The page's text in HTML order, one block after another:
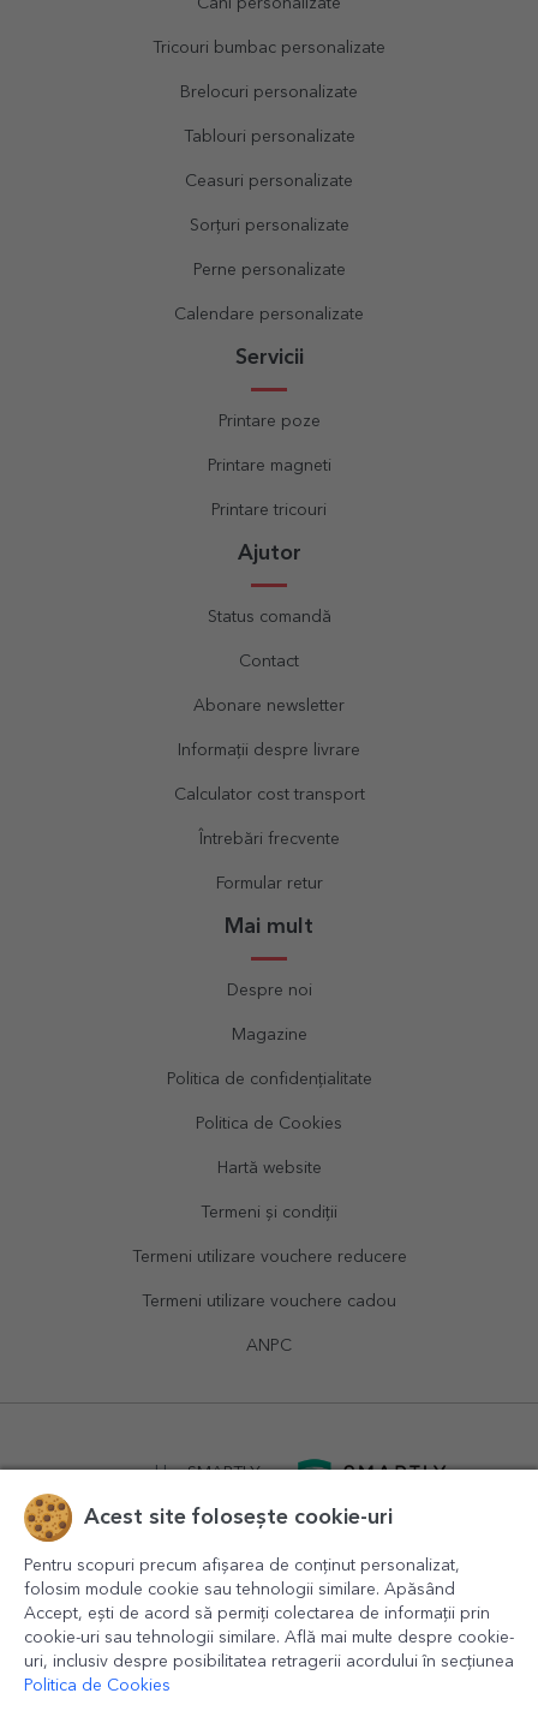
Cani personalizate
Tricouri bumbac personalizate
Brelocuri personalizate
Tablouri personalizate
Ceasuri personalizate
Sorțuri personalizate
Perne personalizate
Calendare personalizate
Servicii
Printare poze
Printare magneti
Printare tricouri
Ajutor
Status comandă
Contact
Abonare newsletter
Informații despre livrare
Calculator cost transport
Întrebări frecvente
Formular retur
Mai mult
Despre noi
Magazine
Politica de confidențialitate
Politica de Cookies
Hartă website
Termeni și condiții
Termeni utilizare vouchere reducere
Termeni utilizare vouchere cadou
ANPC
powered bySMARTLY.ro
Acest site folosește cookie-uri
Pentru scopuri precum afișarea de conținut personalizat,
folosim module cookie sau tehnologii similare. Apăsând
Accept, ești de acord să permiți colectarea de informații prin
cookie-uri sau tehnologii similare. Află mai multe despre cookie-
uri, inclusiv despre posibilitatea retragerii acordului în secțiunea
Politica de Cookies